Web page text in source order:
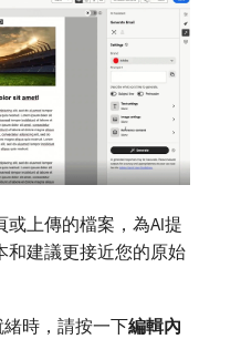
或上傳的檔案，為AI提
和建議更接近您的原始
時，請按一下​編輯內